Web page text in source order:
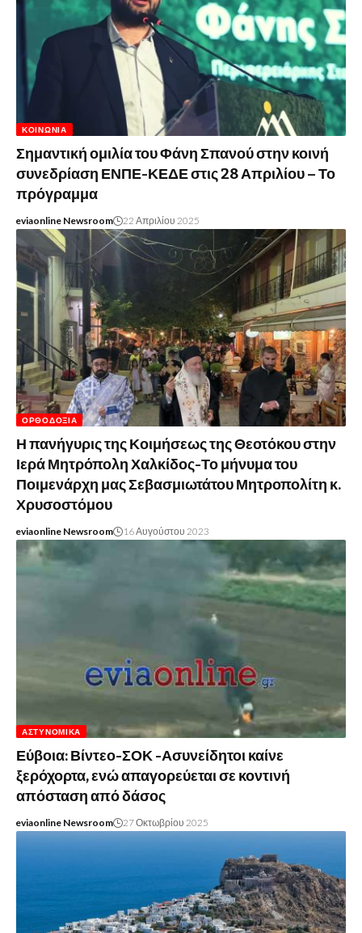
ΚΟΙΝΩΝΊΑ
Σημαντική ομιλία του Φάνη Σπανού στην κοινή
συνεδρίαση ΕΝΠΕ-ΚΕΔΕ στις 28 Απριλίου – Το
πρόγραμμα
eviaonline Newsroom 22 Απριλίου 2025
ΟΡΘΟΔΟΞΊΑ
Η πανήγυρις της Κοιμήσεως της Θεοτόκου στην
Ιερά Μητρόπολη Χαλκίδος-Το μήνυμα του
Ποιμενάρχη μας Σεβασμιωτάτου Μητροπολίτη κ.
Χρυσοστόμου
eviaonline Newsroom 16 Αυγούστου 2023
ΑΣΤΥΝΟΜΙΚΆ
Εύβοια: Βίντεο-ΣΟΚ -Ασυνείδητοι καίνε
ξερόχορτα, ενώ απαγορεύεται σε κοντινή
απόσταση από δάσος
eviaonline Newsroom 27 Οκτωβρίου 2025